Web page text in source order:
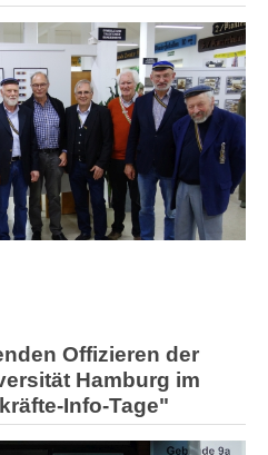
Offizieren der
Hamburg im
Info-Tage"